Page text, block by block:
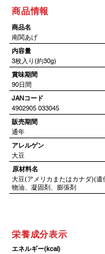
​商品情報
​商品名
南関あげ
​内容量
3枚入り(約30g)
賞味期間
90日間
JANコード
4902905 033045
​販売期間
通年
アレルゲン
大豆
​原材料名
大豆(アメリカまたはカナダ)(
物油、凝固剤、膨張剤
栄養成分表示
エネルギー(kcal)